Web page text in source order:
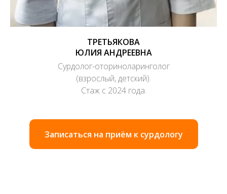
ТРЕТЬЯКОВА
ЮЛИЯ АНДРЕЕВНА
Сурдолог-оториноларинголог
(взрослый, детский).
Стаж с 2024 года.
Записаться на приём к сурдологу